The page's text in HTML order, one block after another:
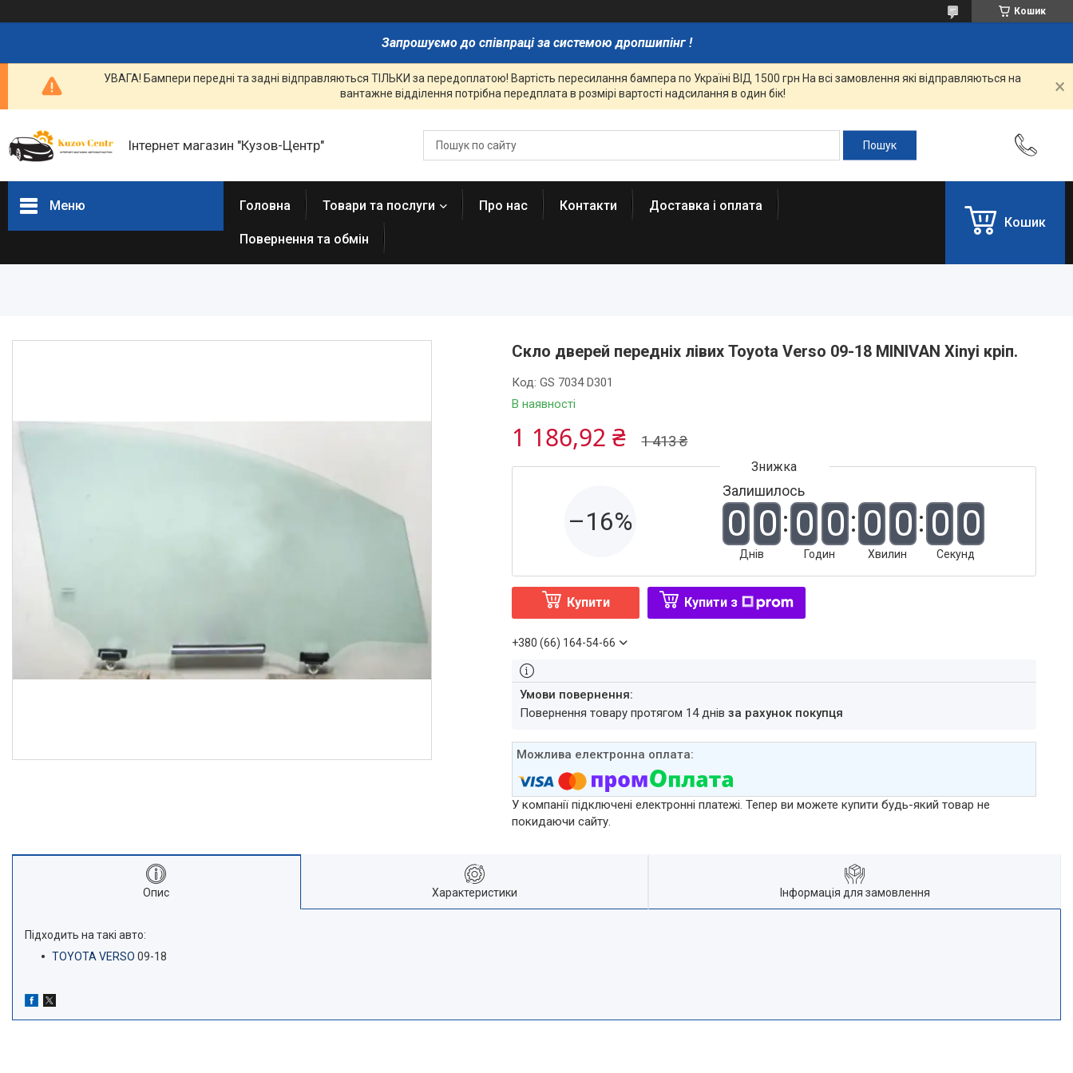
Кошик
Запрошуємо до співпраці за системою дропшипінг !
УВАГА! Бампери передні та задні відправляються ТІЛЬКИ за передоплатою! Вартість пересилання бампера по Україні ВІД 1500 грн На всі замовлення які відправляються на
вантажне відділення потрібна передплата в розмірі вартості надсилання в один бік!
Інтернет магазин "Кузов-Центр"
Меню Головна Товари та послуги Про нас Контакти Доставка і оплата
Повернення та обмін
Кошик
Скло дверей передніх лівих Toyota Verso 09-18 MINIVAN Xinyi кріп.
В наявності
Код:GS 7034 D301
1 413 ₴
1 186,92 ₴
–16%
Залишилось
0 0
Днів
0 0
Годин
0 0
Хвилин
0 0
Секунд
Купити Купити з
+380 (66) 164-54-66
повернення товару протягом 14 днівза рахунок покупця
У компанії підключені електронні платежі. Тепер ви можете купити будь-який товар не
покидаючи сайту.
Опис Характеристики Інформація для замовлення
Підходить на такі авто:
TOYOTA VERSO 09-18